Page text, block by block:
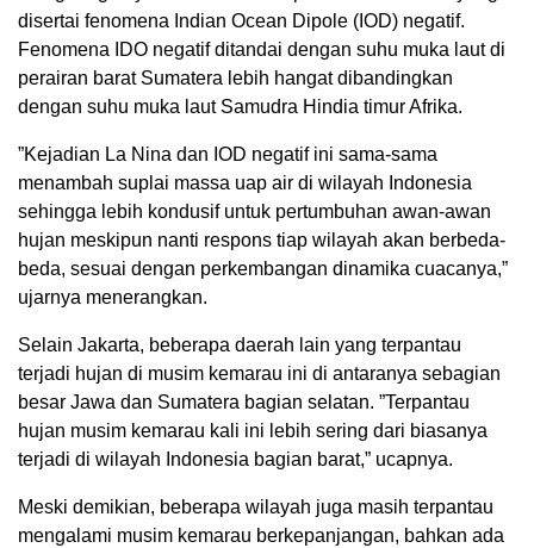
disertai fenomena Indian Ocean Dipole (IOD) negatif.
Fenomena IDO negatif ditandai dengan suhu muka laut di
perairan barat Sumatera lebih hangat dibandingkan
dengan suhu muka laut Samudra Hindia timur Afrika.
”Kejadian La Nina dan IOD negatif ini sama-sama
menambah suplai massa uap air di wilayah Indonesia
sehingga lebih kondusif untuk pertumbuhan awan-awan
hujan meskipun nanti respons tiap wilayah akan berbeda-
beda, sesuai dengan perkembangan dinamika cuacanya,”
ujarnya menerangkan.
Selain Jakarta, beberapa daerah lain yang terpantau
terjadi hujan di musim kemarau ini di antaranya sebagian
besar Jawa dan Sumatera bagian selatan. ”Terpantau
hujan musim kemarau kali ini lebih sering dari biasanya
terjadi di wilayah Indonesia bagian barat,” ucapnya.
Meski demikian, beberapa wilayah juga masih terpantau
mengalami musim kemarau berkepanjangan, bahkan ada